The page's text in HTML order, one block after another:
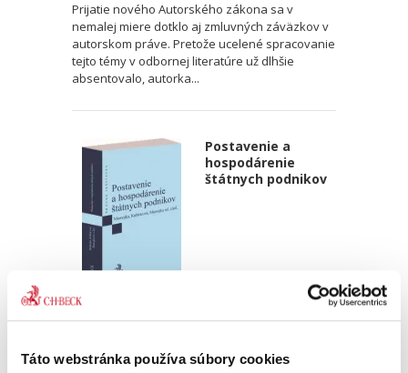
Táto webstránka používa súbory cookies
Prijatie nového Autorského zákona sa v
nemalej miere dotklo aj zmluvných záväzkov v
autorskom práve. Pretože ucelené spracovanie
tejto témy v odbornej literatúre už dlhšie
absentovalo, autorka...
Postavenie a
hospodárenie
štátnych podnikov
Mojmír Mamojka ,a kol.
52,38 €bez DPH